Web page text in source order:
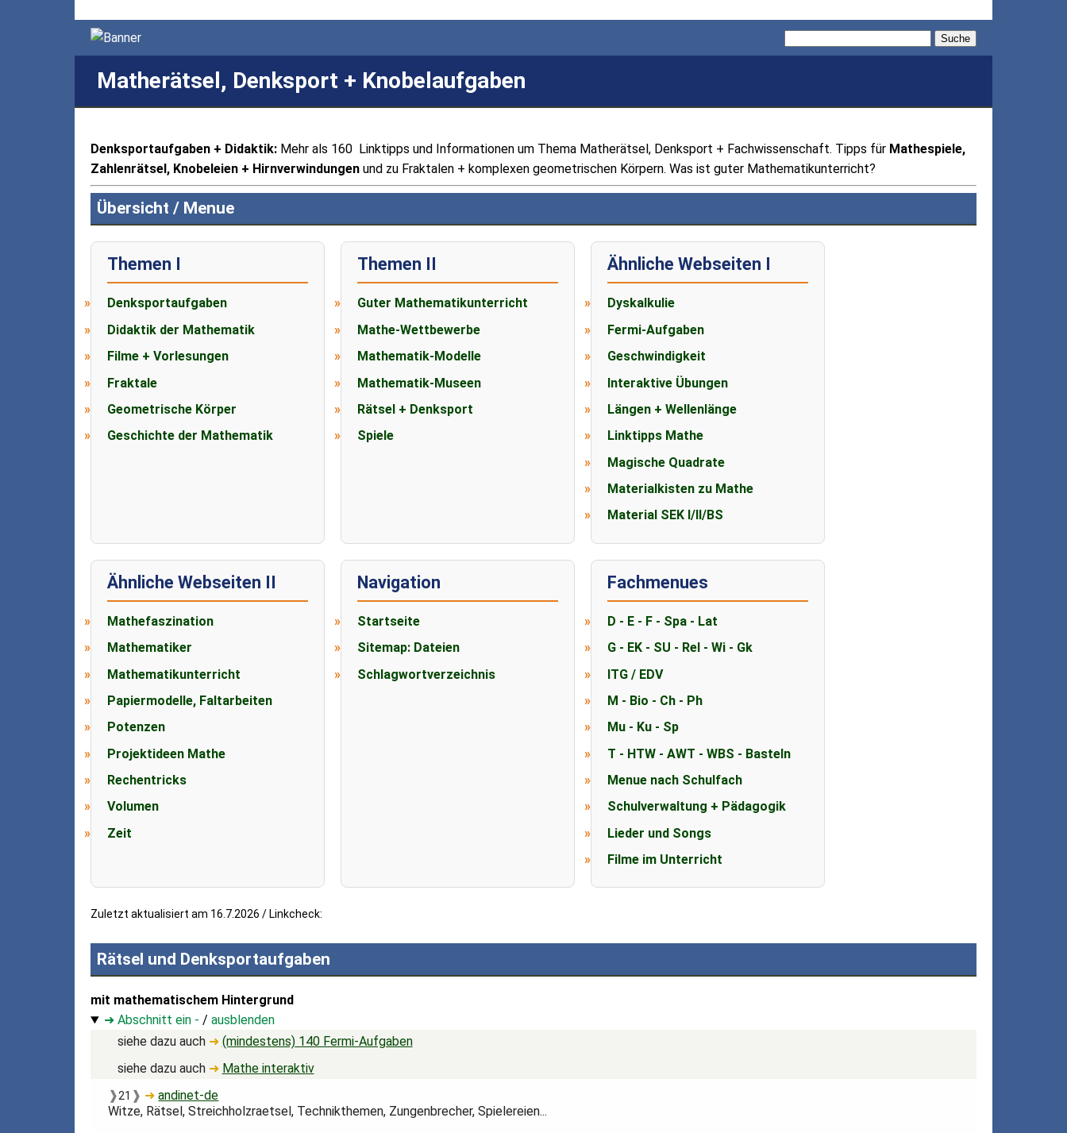
Suche
Matherätsel, Denksport + Knobelaufgaben
Denksportaufgaben + Didaktik: Mehr als 160 Linktipps und Informationen um Thema Matherätsel, Denksport + Fachwissenschaft. Tipps für Mathespiele,
Zahlenrätsel, Knobeleien + Hirnverwindungen und zu Fraktalen + komplexen geometrischen Körpern. Was ist guter Mathematikunterricht?
Übersicht / Menue
Themen I
Denksportaufgaben
Didaktik der Mathematik
Filme + Vorlesungen
Fraktale
Geometrische Körper
Geschichte der Mathematik
Themen II
Guter Mathematikunterricht
Mathe-Wettbewerbe
Mathematik-Modelle
Mathematik-Museen
Rätsel + Denksport
Spiele
Ähnliche Webseiten I
Dyskalkulie
Fermi-Aufgaben
Geschwindigkeit
Interaktive Übungen
Längen + Wellenlänge
Linktipps Mathe
Magische Quadrate
Materialkisten zu Mathe
Material SEK I/II/BS
Ähnliche Webseiten II
Mathefaszination
Mathematiker
Mathematikunterricht
Papiermodelle, Faltarbeiten
Potenzen
Projektideen Mathe
Rechentricks
Volumen
Zeit
Navigation
Startseite
Sitemap: Dateien
Schlagwortverzeichnis
Fachmenues
D - E - F - Spa - Lat
G - EK - SU - Rel - Wi - Gk
ITG / EDV
M - Bio - Ch - Ph
Mu - Ku - Sp
T - HTW - AWT - WBS - Basteln
Menue nach Schulfach
Schulverwaltung + Pädagogik
Lieder und Songs
Filme im Unterricht
Zuletzt aktualisiert am 16.7.2026 / Linkcheck:
Rätsel und Denksportaufgaben
mit mathematischem Hintergrund
➜ Abschnitt ein - /ausblenden
siehe dazu auch ➜ (mindestens) 140 Fermi-Aufgaben
siehe dazu auch ➜ Mathe interaktiv
❱21 ❱ ➜andinet-de
Witze, Rätsel, Streichholzraetsel, Technikthemen, Zungenbrecher, Spielereien...